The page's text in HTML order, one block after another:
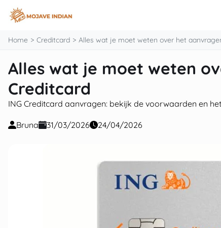
inhoud
Home Creditcard Alles wat je moet weten over het
Alles wat je moet weten
Creditcard
ING Creditcard aanvragen: bekijk de voorwaarden en
Bruna 31/03/2026 24/04/2026